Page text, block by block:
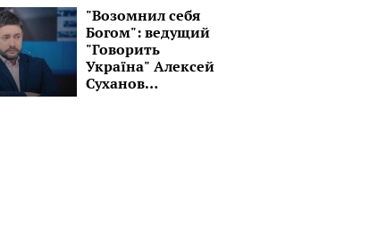
малолеток
"Возомнил себя
Богом": ведущий
"Говорить
Україна" Алексей
Суханов